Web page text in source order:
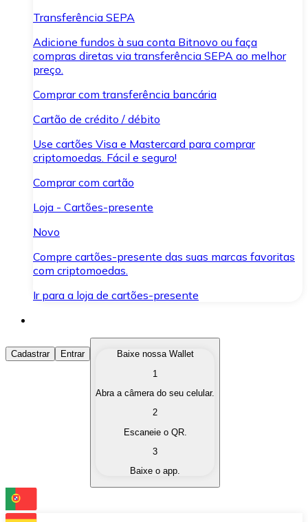
Transferência SEPA
Adicione fundos à sua conta Bitnovo ou faça
compras diretas via transferência SEPA ao melhor
preço.
Comprar com transferência bancária
Cartão de crédito / débito
Use cartões Visa e Mastercard para comprar
criptomoedas. Fácil e seguro!
Comprar com cartão
Loja - Cartões-presente
Novo
Compre cartões-presente das suas marcas favoritas
com criptomoedas.
Ir para a loja de cartões-presente
Comprar Criptomoedas
Compre as criptomoedas de seu interesse de forma
Converta suas criptomoedas em moeda fiduciária
Troque uma criptomoeda por outra
Cadastrar Entrar
Baixe nossa Wallet
1
Abra a câmera do seu celular.
2
Escaneie o QR.
3
Baixe o app.